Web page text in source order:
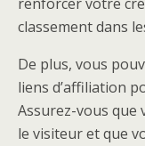
classement dans
De plus, vous
liens d’affiliation
Assurez-vous que
le visiteur et que